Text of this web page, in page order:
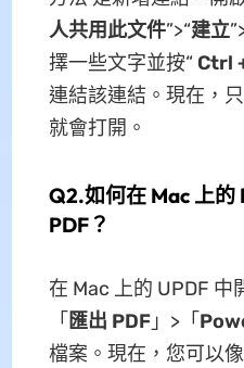
人共用此文件”>“建立
擇一些文字並按“ Ctrl
連結該連結。現在，
就會打開。
Q2.如何在 Mac 上
PDF？
在 Mac 上的 UPDF 中
「 匯出 PDF」>「
檔案。現在，您可以